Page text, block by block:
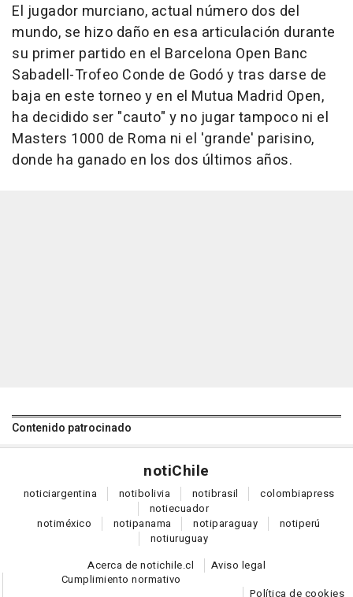
El jugador murciano, actual número dos del
mundo, se hizo daño en esa articulación durante
su primer partido en el Barcelona Open Banc
Sabadell-Trofeo Conde de Godó y tras darse de
baja en este torneo y en el Mutua Madrid Open,
ha decidido ser "cauto" y no jugar tampoco ni el
Masters 1000 de Roma ni el 'grande' parisino,
donde ha ganado en los dos últimos años.
Contenido patrocinado
notiChile
noticiargentina notibolivia notibrasil colombiapress
notiecuador
notiméxico notipanama notiparaguay notiperú
notiuruguay
Acerca de notichile.cl
Aviso legal
Cumplimiento normativo
Política de cookies